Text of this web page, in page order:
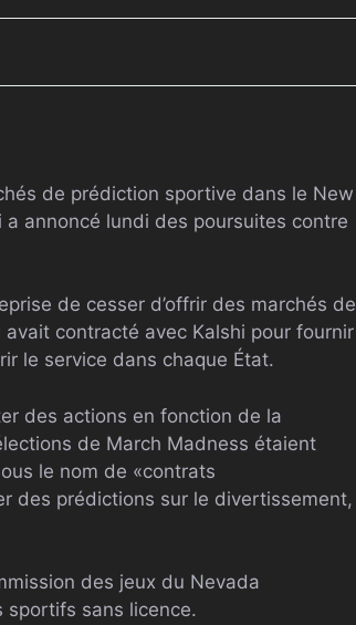
de prédiction sportive dans le New
annoncé lundi des poursuites contre
de cesser d’offrir des marchés de
contracté avec Kalshi pour fournir
le service dans chaque État.
des actions en fonction de la
de March Madness étaient
le nom de «contrats
des prédictions sur le divertissement,
des jeux du Nevada
sportifs sans licence.